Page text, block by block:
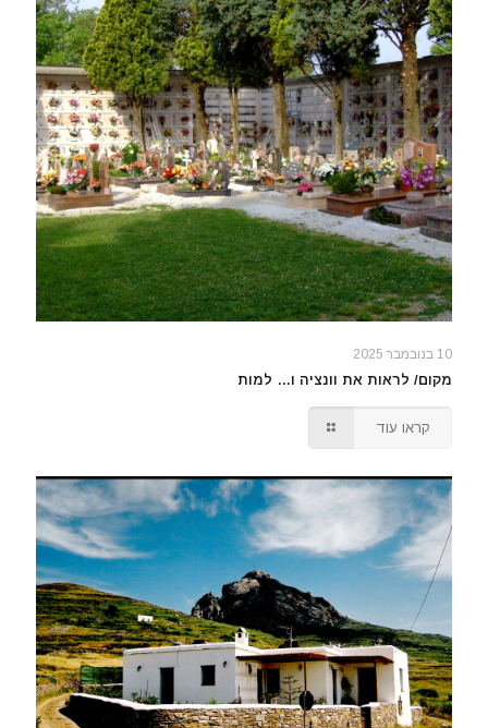
10 בנובמבר 2025
מקום/ לראות את וונציה ו… למות
קראו עוד